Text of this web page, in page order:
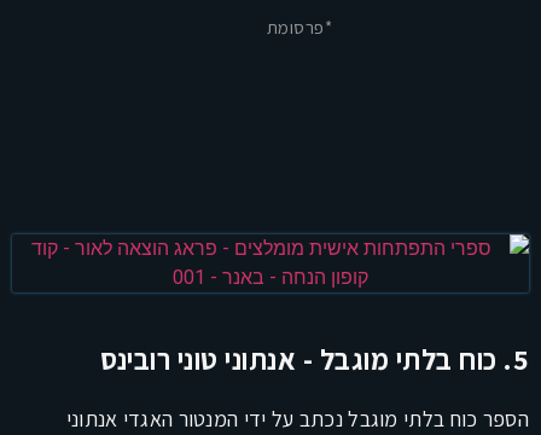
*פרסומת
5. כוח בלתי מוגבל - אנתוני טוני רובינס
הספר כוח בלתי מוגבל נכתב על ידי המנטור האגדי אנתוני